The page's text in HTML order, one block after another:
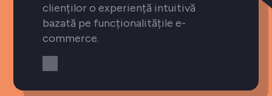
clienților o experiență intuitivă
bazată pe funcționalitățile e-
commerce.